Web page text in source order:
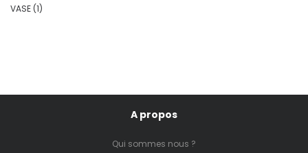
VASE (1)
A propos
Qui sommes nous ?